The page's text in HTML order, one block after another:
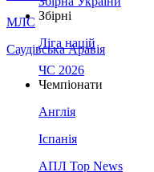
МЛС
Саудівська Аравія
Збірні
Ліга націй
ЧС 2026
Чемпіонати
Англія
Іспанія
АПЛ Top News